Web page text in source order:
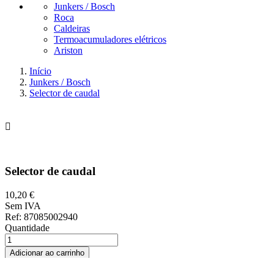
Junkers / Bosch
Roca
Caldeiras
Termoacumuladores elétricos
Ariston
Início
Junkers / Bosch
Selector de caudal

Selector de caudal
10,20 €
Sem IVA
Ref: 87085002940
Quantidade
Adicionar ao carrinho